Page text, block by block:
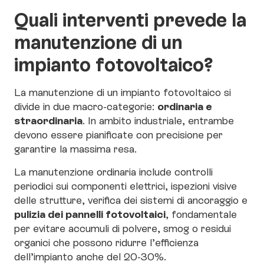
Quali interventi prevede la
manutenzione di un
impianto fotovoltaico?
La manutenzione di un impianto fotovoltaico si
divide in due macro-categorie: ordinaria e
straordinaria. In ambito industriale, entrambe
devono essere pianificate con precisione per
garantire la massima resa.
La manutenzione ordinaria include controlli
periodici sui componenti elettrici, ispezioni visive
delle strutture, verifica dei sistemi di ancoraggio e
pulizia dei pannelli fotovoltaici, fondamentale
per evitare accumuli di polvere, smog o residui
organici che possono ridurre l’efficienza
dell’impianto anche del 20-30%.